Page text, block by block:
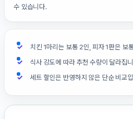
수 있습니다.
치킨 1마리는 보통 2인, 피자 1판은 보
식사 강도에 따라 추천 수량이 달라집
세트 할인은 반영하지 않은 단순 비교